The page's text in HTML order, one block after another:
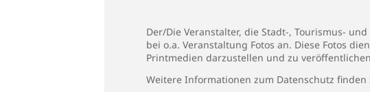
Der/Die Veranstalter, die Stadt-, Tourismus-
bei o.a. Veranstaltung Fotos an. Diese Fotos
Printmedien darzustellen und zu
Weitere Informationen zum Datenschutz finden